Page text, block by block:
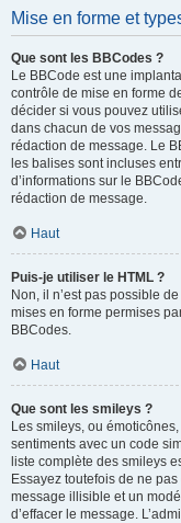
Mise en forme et
Que sont les BBCodes ?
Le BBCode est une
contrôle de mise en forme
décider si vous pouvez
dans chacun de vos
rédaction de message. Le
les balises sont incluses
d’informations sur le
rédaction de message.
Haut
Puis-je utiliser le HTML ?
Non, il n’est pas possible
mises en forme permises
BBCodes.
Haut
Que sont les smileys ?
Les smileys, ou
sentiments avec un code
liste complète des smileys
Essayez toutefois de ne
message illisible et un
d’effacer le message.